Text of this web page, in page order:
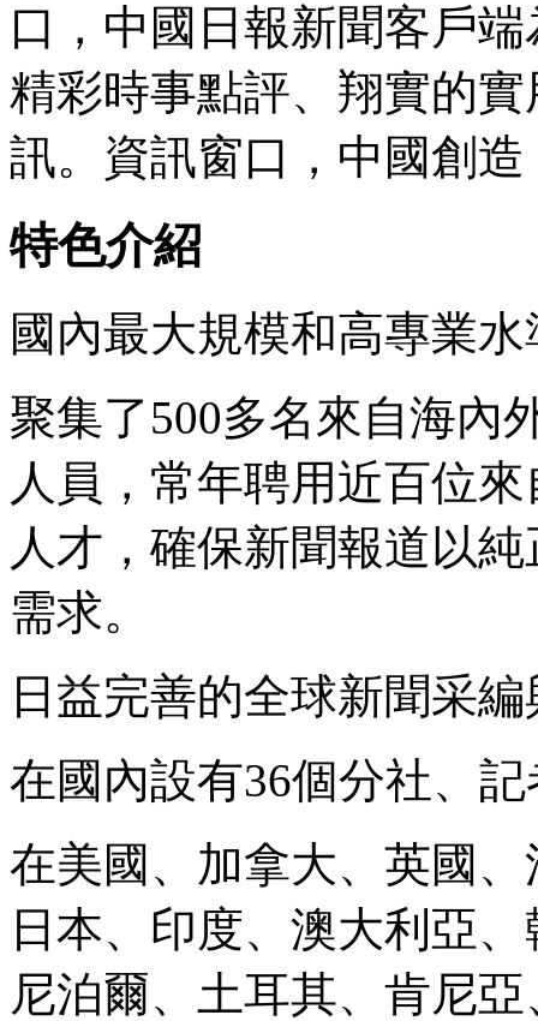
口，中國日報新聞客戶
精彩時事點評、翔實的
訊。資訊窗口，中國創
特色介紹
國內最大規模和高專業
聚集了500多名來自海內
人員，常年聘用近百位
人才，確保新聞報道以
需求。
日益完善的全球新聞采
在國內設有36個分社、
在美國、加拿大、英國
日本、印度、澳大利亞
尼泊爾、土耳其、肯尼